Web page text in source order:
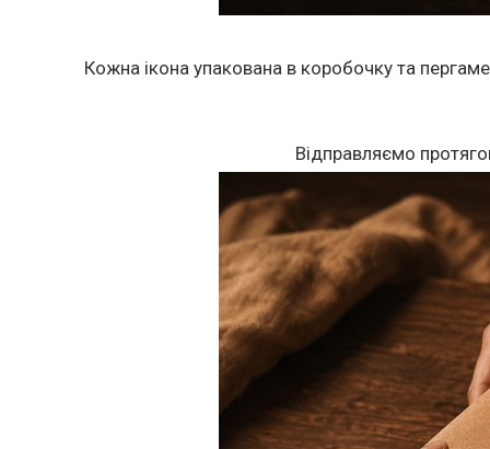
Кожна ікона упакована в коробочку та
Відправляємо